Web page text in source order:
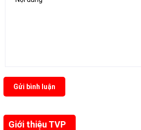
Giới thiệu TVP
Gửi bình luận